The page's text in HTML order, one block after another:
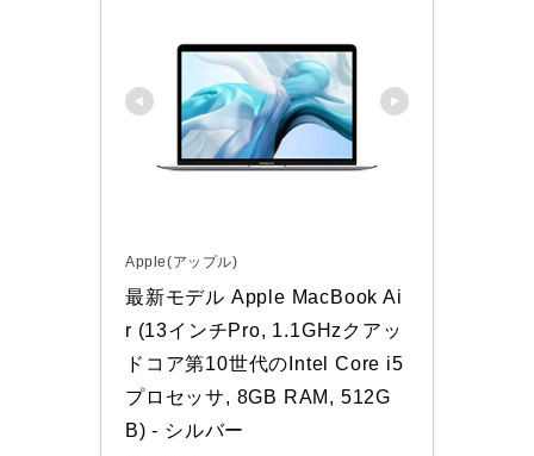
Apple(アップル)
最新モデル Apple MacBook Ai
r (13インチPro, 1.1GHzクアッ
ドコア第10世代のIntel Core i5
プロセッサ, 8GB RAM, 512G
B) - シルバー